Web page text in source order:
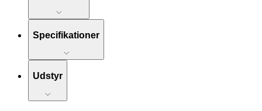
Specifikationer
Udstyr